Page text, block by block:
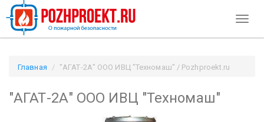
Главная "АГАТ-2А" ООО ИВЦ "Техномаш" / Pozhproekt.ru
"АГАТ-2А" ООО ИВЦ "Техномаш"